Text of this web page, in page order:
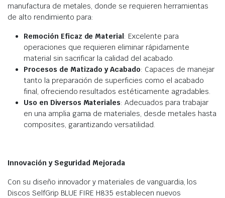
manufactura de metales, donde se requieren herramientas
de alto rendimiento para:
Remoción Eficaz de Material: Excelente para
operaciones que requieren eliminar rápidamente
material sin sacrificar la calidad del acabado.
Procesos de Matizado y Acabado: Capaces de manejar
tanto la preparación de superficies como el acabado
final, ofreciendo resultados estéticamente agradables.
Uso en Diversos Materiales: Adecuados para trabajar
en una amplia gama de materiales, desde metales hasta
composites, garantizando versatilidad.
Innovación y Seguridad Mejorada
Con su diseño innovador y materiales de vanguardia, los
Discos SelfGrip BLUE FIRE H835 establecen nuevos